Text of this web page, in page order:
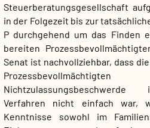
Steuerberatungsgesellschaft
in der Folgezeit bis zur
P durchgehend um das Finden
bereiten
Senat ist nachvollziehbar, dass
Verfahren nicht einfach war,
Kenntnisse sowohl im